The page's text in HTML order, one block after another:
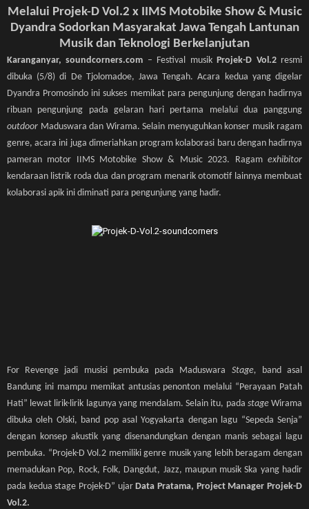
Melalui Projek-D Vol.2 x IIMS Motobike Show & Music
Dyandra Sodorkan Masyarakat Jawa Tengah Lantunan
Musik dan Teknologi Berkelanjutan
Karanganyar, soundcorners.com – Festival musikProjek-D Vol.2resmi
dibuka (5/8) di De Tjolomadoe, Jawa Tengah. Acara kedua yang digelar
Dyandra Promosindo ini sukses memikat para pengunjung dengan hadirnya
ribuan pengunjung pada gelaran hari pertama melalui dua panggung
outdoor Maduswara dan Wirama. Selain menyuguhkan konser musik ragam
genre, acara ini juga dimeriahkan program kolaborasi baru dengan hadirnya
pameran motor IIMS Motobike Show & Music 2023. Ragam exhibitor
kendaraan listrik roda dua dan program menarik otomotif lainnya membuat
kolaborasi apik ini diminati para pengunjung yang hadir.
For Revenge jadi musisi pembuka pada Maduswara Stage, band asal
Bandung ini mampu memikat antusias penonton melalui “Perayaan Patah
Hati” lewat lirik-lirik lagunya yang mendalam. Selain itu, pada stageWirama
dibuka oleh Olski, band pop asal Yogyakarta dengan lagu “Sepeda Senja”
dengan konsep akustik yang disenandungkan dengan manis sebagai lagu
pembuka. “Projek-D Vol.2 memiliki genre musik yang lebih beragam dengan
memadukan Pop, Rock, Folk, Dangdut, Jazz, maupun musik Ska yang hadir
pada kedua stage Projek-D” ujarData Pratama, Project Manager Projek-D
Vol.2.